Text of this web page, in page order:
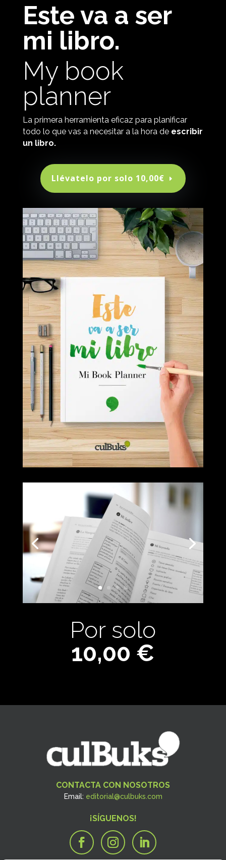
Este va a ser
mi libro.
My book
planner
La primera herramienta eficaz para planificar
todo lo que vas a necesitar a la hora deescribir
un libro.
Llévatelo por solo 10,00€
Por solo
10,00 €
CONTACTA CON NOSOTROS
Email: editorial@culbuks.com
¡SÍGUENOS!